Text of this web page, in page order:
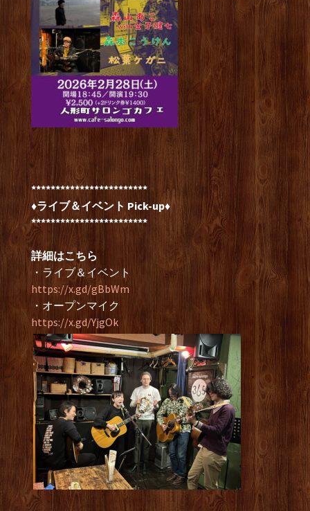
************************
♦ライブ＆イベント Pick-up♦
************************
詳細はこちら
・ライブ＆イベント
https://x.gd/gBbWm
・オープンマイク
https://x.gd/YjgOk